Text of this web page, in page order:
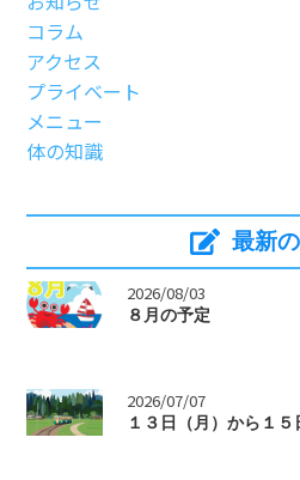
コラム
アクセス
プライベート
メニュー
体の知識
最新
> 2026/08/03
８月の予定
> 2026/07/07
１３日（月）から１５